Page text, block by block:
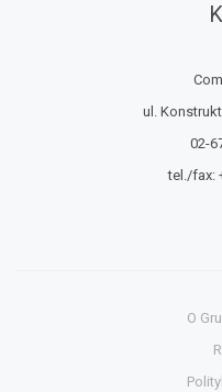
ul.
02-
tel./fax:
O